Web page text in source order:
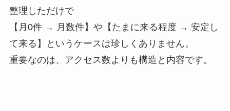
整理しただけで
【月0件 → 月数件】や【たまに来る程度 → 安定し
て来る】というケースは珍しくありません。
重要なのは、アクセス数よりも構造と内容です。